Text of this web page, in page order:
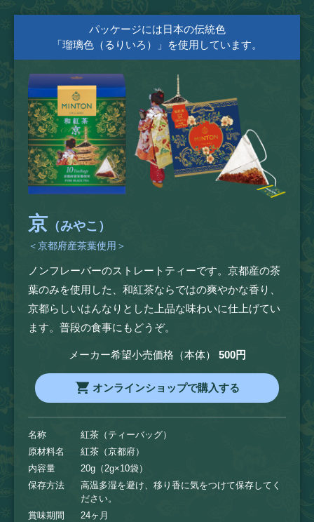
パッケージには日本の伝統色
「瑠璃色（るりいろ）」を使用しています。
京 （みやこ）
＜京都府産茶葉使用＞
ノンフレーバーのストレートティーです。京都産の茶
葉のみを使用した、和紅茶ならではの爽やかな香り、
京都らしいはんなりとした上品な味わいに仕上げてい
ます。普段の食事にもどうぞ。
メーカー希望小売価格（本体） 500円
オンラインショップで購入する
名称
紅茶（ティーバッグ）
原材料名
紅茶（京都府）
内容量
20g（2g×10袋）
保存方法
高温多湿を避け、移り香に気をつけて保存してく
ださい。
賞味期間
24ヶ月